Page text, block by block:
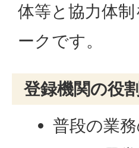
体等と協力体
ークです。
登録機関の役割
普段の業